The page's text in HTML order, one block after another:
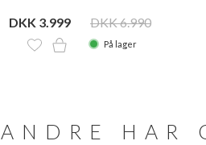
DKK 3.999 DKK 6.990
På lager
ANDRE HAR